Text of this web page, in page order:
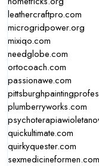
leathercraftpro.com
microgridpower.org
mixiqo.com
needglobe.com
ortocoach.com
passionawe.com
plumberryworks.com
quickultimate.com
quirkyquester.com
sexmedicineformen.com